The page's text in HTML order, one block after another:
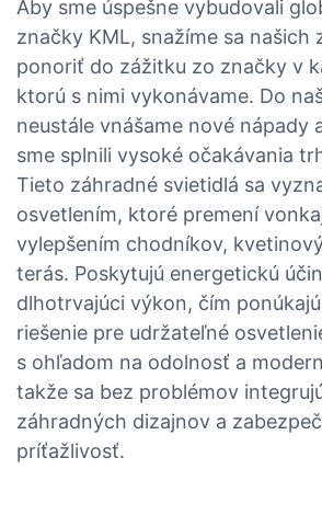
Aby sme úspešne vybudovali
značky KML, snažíme sa našich
ponoriť do zážitku zo značky v
ktorú s nimi vykonávame. Do
neustále vnášame nové nápady
sme splnili vysoké očakávania
Tieto záhradné svietidlá sa
osvetlením, ktoré premení
vylepšením chodníkov,
terás. Poskytujú energetickú
dlhotrvajúci výkon, čím
riešenie pre udržateľné
s ohľadom na odolnosť a
takže sa bez problémov
záhradných dizajnov a
príťažlivosť.